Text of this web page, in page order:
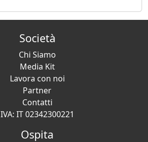
Società
Chi Siamo
Media Kit
Lavora con noi
Partner
Contatti
IVA: IT 02342300221
Ospita